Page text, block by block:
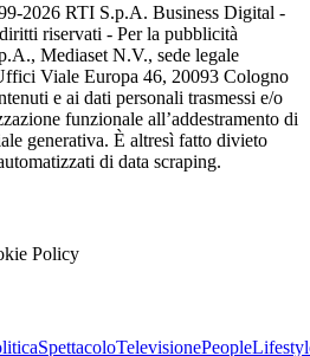
2026 RTI S.p.A. Business Digital -
riservati - Per la pubblicità
Mediaset N.V., sede legale
Viale Europa 46, 20093 Cologno
e ai dati personali trasmessi e/o
funzionale all’addestramento di
generativa. È altresì fatto divieto
di data scraping.
Policy
SpettacoloTelevisionePeople